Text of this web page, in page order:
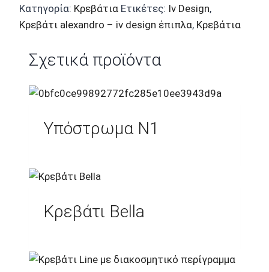
Κατηγορία: Κρεβάτια Ετικέτες: Iv Design,
Κρεβάτι alexandro – iv design έπιπλα, Κρεβάτια
Σχετικά προϊόντα
Υπόστρωμα Ν1
Κρεβάτι Bella